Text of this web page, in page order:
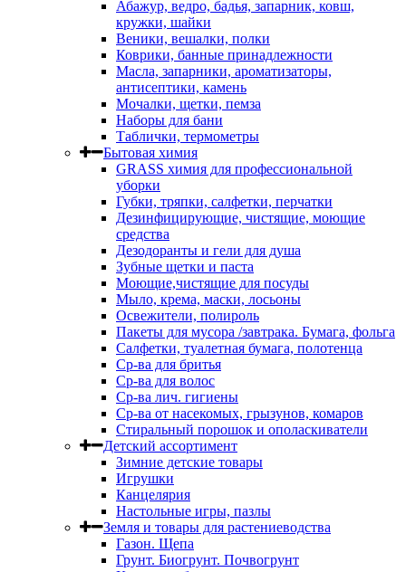
Абажур, ведро, бадья, запарник, ковш,
кружки, шайки
Веники, вешалки, полки
Коврики, банные принадлежности
Масла, запарники, ароматизаторы,
антисептики, камень
Мочалки, щетки, пемза
Наборы для бани
Таблички, термометры
Бытовая химия
GRASS химия для профессиональной
уборки
Губки, тряпки, салфетки, перчатки
Дезинфицирующие, чистящие, моющие
средства
Дезодоранты и гели для душа
Зубные щетки и паста
Моющие,чистящие для посуды
Мыло, крема, маски, лосьоны
Освежители, полироль
Пакеты для мусора /завтрака. Бумага, фольга
Салфетки, туалетная бумага, полотенца
Ср-ва для бритья
Ср-ва для волос
Ср-ва лич. гигиены
Ср-ва от насекомых, грызунов, комаров
Стиральный порошок и ополаскиватели
Детский ассортимент
Зимние детские товары
Игрушки
Канцелярия
Настольные игры, пазлы
Земля и товары для растениеводства
Газон. Щепа
Грунт. Биогрунт. Почвогрунт